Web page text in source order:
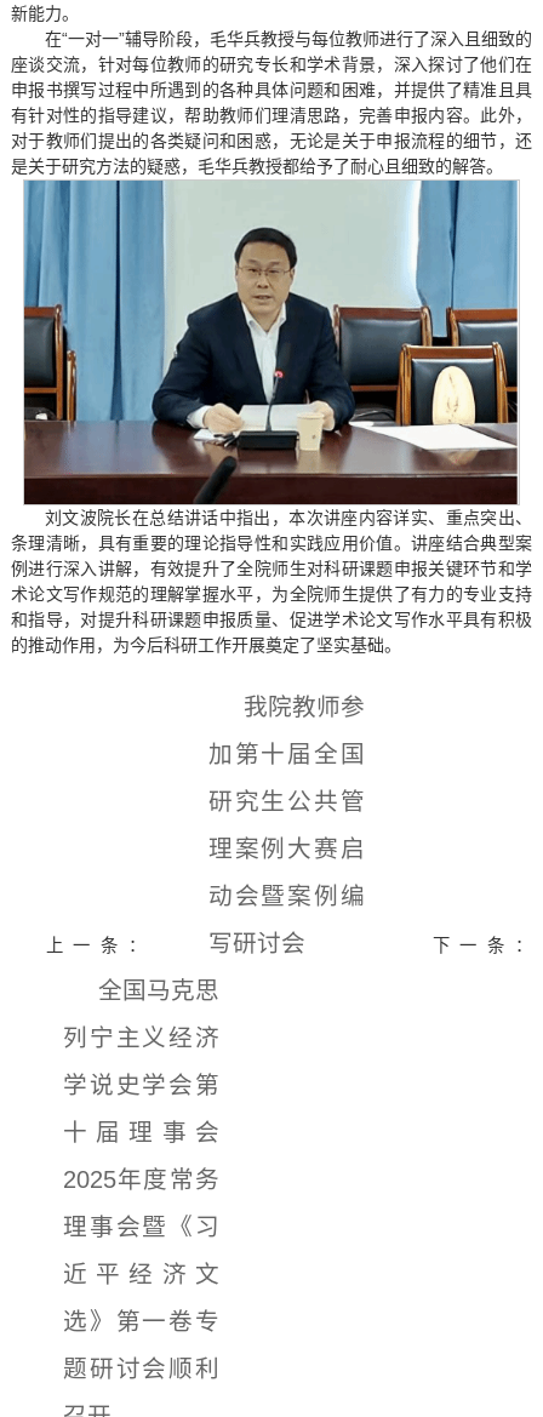
新能力。
在“一对一”辅导阶段，毛华兵教授与每位教师进行了深入且细致的
座谈交流，针对每位教师的研究专长和学术背景，深入探讨了他们在
申报书撰写过程中所遇到的各种具体问题和困难，并提供了精准且具
有针对性的指导建议，帮助教师们理清思路，完善申报内容。此外，
对于教师们提出的各类疑问和困惑，无论是关于申报流程的细节，还
是关于研究方法的疑惑，毛华兵教授都给予了耐心且细致的解答。
刘文波院长在总结讲话中指出，本次讲座内容详实、重点突出、
条理清晰，具有重要的理论指导性和实践应用价值。讲座结合典型案
例进行深入讲解，有效提升了全院师生对科研课题申报关键环节和学
术论文写作规范的理解掌握水平，为全院师生提供了有力的专业支持
和指导，对提升科研课题申报质量、促进学术论文写作水平具有积极
的推动作用，为今后科研工作开展奠定了坚实基础。
上一条：
我院教师参
加第十届全国
研究生公共管
理案例大赛启
动会暨案例编
写研讨会
下一条：
全国马克思
列宁主义经济
学说史学会第
十届理事会
2025年度常务
理事会暨《习
近平经济文
选》第一卷专
题研讨会顺利